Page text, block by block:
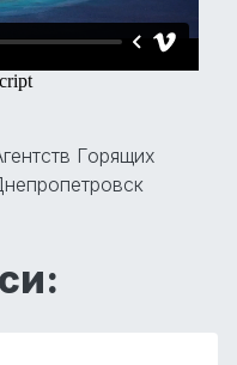
Горящих